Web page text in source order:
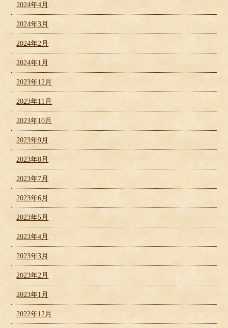
2024年4月
2024年3月
2024年2月
2024年1月
2023年12月
2023年11月
2023年10月
2023年9月
2023年8月
2023年7月
2023年6月
2023年5月
2023年4月
2023年3月
2023年2月
2023年1月
2022年12月